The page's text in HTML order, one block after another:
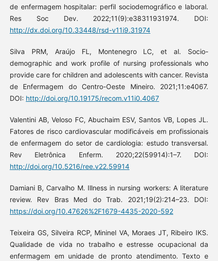
de enfermagem hospitalar: perfil sociodemográfico e laboral.
Res Soc Dev. 2022;11(9):e38311931974. DOI:
http://dx.doi.org/10.33448/rsd-v11i9.31974
Silva PRM, Araújo FL, Montenegro LC, et al. Socio-
demographic and work profile of nursing professionals who
provide care for children and adolescents with cancer. Revista
de Enfermagem do Centro-Oeste Mineiro. 2021;11:e4067.
DOI: http://doi.org/10.19175/recom.v11i0.4067
Valentini AB, Veloso FC, Abuchaim ESV, Santos VB, Lopes JL.
Fatores de risco cardiovascular modificáveis em profissionais
de enfermagem do setor de cardiologia: estudo transversal.
Rev Eletrônica Enferm. 2020;22(59914):1–7. DOI:
http://doi.org/10.5216/ree.v22.59914
Damiani B, Carvalho M. Illness in nursing workers: A literature
review. Rev Bras Med do Trab. 2021;19(2):214–23. DOI:
https://doi.org/10.47626%2F1679-4435-2020-592
Teixeira GS, Silveira RCP, Mininel VA, Moraes JT, Ribeiro IKS.
Qualidade de vida no trabalho e estresse ocupacional da
enfermagem em unidade de pronto atendimento. Texto e